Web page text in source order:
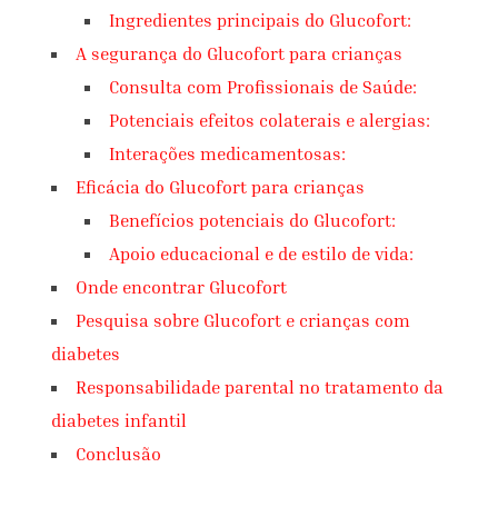
Ingredientes principais do Glucofort:
A segurança do Glucofort para crianças
Consulta com Profissionais de Saúde:
Potenciais efeitos colaterais e alergias:
Interações medicamentosas:
Eficácia do Glucofort para crianças
Benefícios potenciais do Glucofort:
Apoio educacional e de estilo de vida:
Onde encontrar Glucofort
Pesquisa sobre Glucofort e crianças com
diabetes
Responsabilidade parental no tratamento da
diabetes infantil
Conclusão